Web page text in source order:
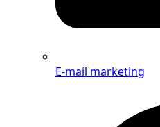
E-mail marketing